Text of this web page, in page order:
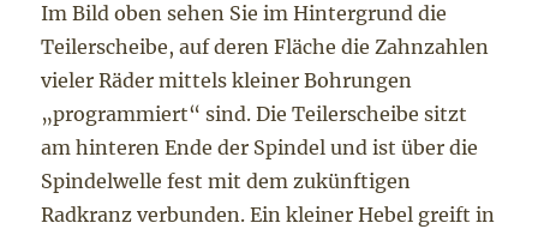
Im Bild oben sehen Sie im Hintergrund die
Teilerscheibe, auf deren Fläche die Zahnzahlen
vieler Räder mittels kleiner Bohrungen
„programmiert“ sind. Die Teilerscheibe sitzt
am hinteren Ende der Spindel und ist über die
Spindelwelle fest mit dem zukünftigen
Radkranz verbunden. Ein kleiner Hebel greift in